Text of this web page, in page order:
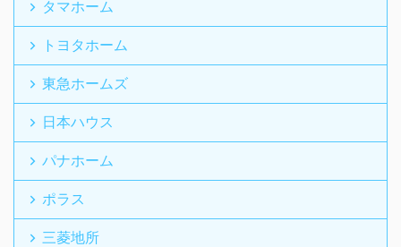
タマホーム
トヨタホーム
東急ホームズ
日本ハウス
パナホーム
ポラス
三菱地所